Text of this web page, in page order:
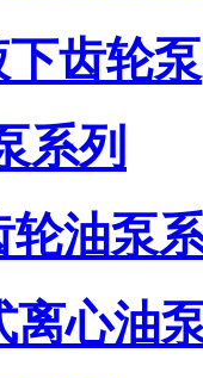
齿轮泵
系列
油泵
离心油